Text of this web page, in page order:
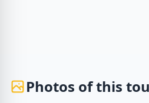
Photos of this